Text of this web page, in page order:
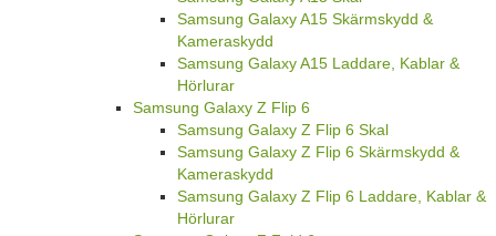
Samsung Galaxy A15 Skärmskydd &
Kameraskydd
Samsung Galaxy A15 Laddare, Kablar &
Hörlurar
Samsung Galaxy Z Flip 6
Samsung Galaxy Z Flip 6 Skal
Samsung Galaxy Z Flip 6 Skärmskydd &
Kameraskydd
Samsung Galaxy Z Flip 6 Laddare, Kablar &
Hörlurar